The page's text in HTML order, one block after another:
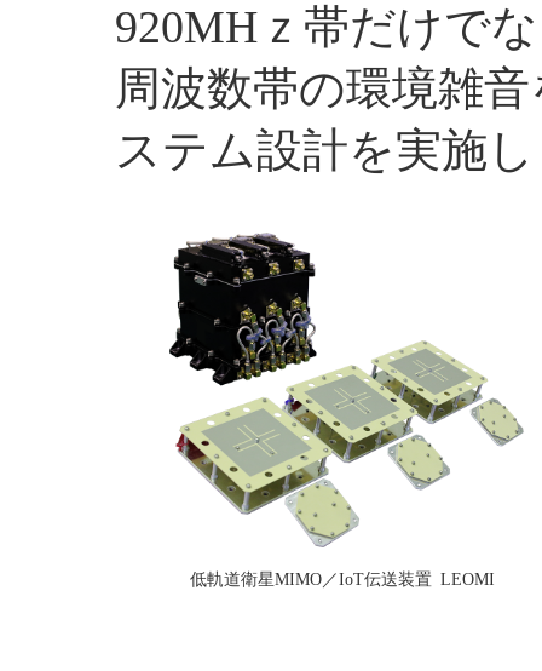
920MHｚ帯だけで
周波数帯の環境雑
ステム設計を実施
低軌道衛星MIMO／IoT伝送装置 LEOMI